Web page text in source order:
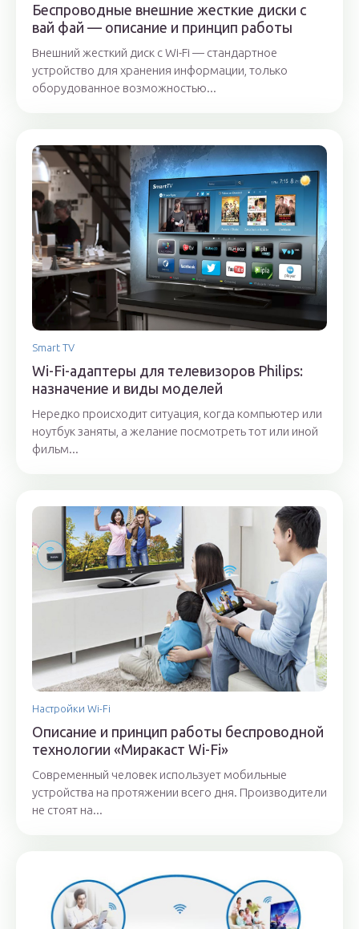
Беспроводные внешние жесткие диски с
вай фай — описание и принцип работы
Внешний жесткий диск с Wi-Fi — стандартное
устройство для хранения информации, только
оборудованное возможностью...
Smart TV
Wi-Fi-адаптеры для телевизоров Philips:
назначение и виды моделей
Нередко происходит ситуация, когда компьютер или
ноутбук заняты, а желание посмотреть тот или иной
фильм...
Настройки Wi-Fi
Описание и принцип работы беспроводной
технологии «Миракаст Wi-Fi»
Современный человек использует мобильные
устройства на протяжении всего дня. Производители
не стоят на...